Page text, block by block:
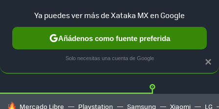
TESLA UBER AUTO ELECTRICO Twitter
HOY SE HABLA DE
Mercado Libre Playstation Samsung Xiaomi LG
×
Ya puedes ver más de Xataka MX en Google
Añádenos como fuente preferida
Solo necesitas una cuenta de Google